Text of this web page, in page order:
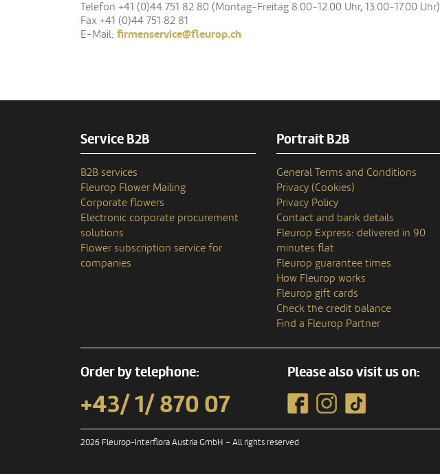
Telefon +41 (0)44 751 82 80 (Montag-Freitag 8.00-12.00 Uhr, 13.00-17.00 Uhr)
Fax +41 (0)44 751 82 81
E-Mail: firmenservice@fleurop.ch
Service B2B
B2B services
Fleurop Flower Mailing
Corporate flowers
Electronic corporate procurement
solutions
Flower subscription service for
companies
Portrait B2B
General Terms and Conditions
Privacy (Cookies)
Privacy Policy
Contact and bank details
Fleurop Express: delivered in 90
minutes flat
Fleurop guarantee times
How Fleurop works
Fleurop gift cards
Check the credit balance
Find a Fleurop Partner
Order by telephone:
+43/ 1/ 870 07
Please also visit us on:
2026 Fleurop-Interflora Austria GmbH – All rights reserved